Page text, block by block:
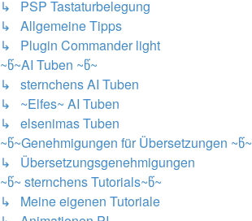
↳ PSP Tastaturbelegung
↳ Allgemeine Tipps
↳ Plugin Commander light
~წ~AI Tuben ~წ~
↳ sternchens AI Tuben
↳ ~Elfes~ AI Tuben
↳ elsenimas Tuben
~წ~Genehmigungen für Übersetzungen ~წ~
↳ Übersetzungsgenehmigungen
~წ~ sternchens Tutorials~წ~
↳ Meine eigenen Tutoriale